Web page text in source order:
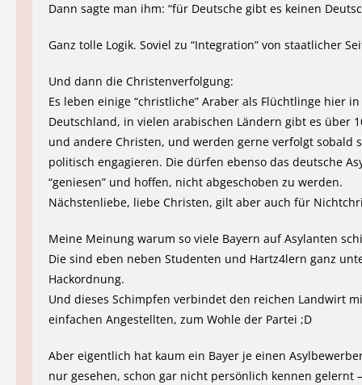
Dann sagte man ihm: “für Deutsche gibt es keinen
Ganz tolle Logik. Soviel zu “Integration” von staatlicher
Und dann die Christenverfolgung:
Es leben einige “christliche” Araber als Flüchtlinge hier in
Deutschland, in vielen arabischen Ländern gibt es über
und andere Christen, und werden gerne verfolgt sobald
politisch engagieren. Die dürfen ebenso das deutsche
“geniesen” und hoffen, nicht abgeschoben zu werden.
Nächstenliebe, liebe Christen, gilt aber auch für
Meine Meinung warum so viele Bayern auf Asylanten
Die sind eben neben Studenten und Hartz4lern ganz
Hackordnung.
Und dieses Schimpfen verbindet den reichen Landwirt
einfachen Angestellten, zum Wohle der Partei ;D
Aber eigentlich hat kaum ein Bayer je einen
nur gesehen, schon gar nicht persönlich kennen gelernt